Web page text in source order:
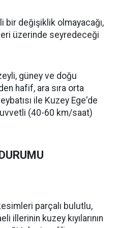
bir değişiklik olmayacağı,
üzerinde seyredeceği
güney ve doğu
hafif, ara sıra orta
ile Kuzey Ege'de
(40-60 km/saat)
parçalı bulutlu,
illerinin kuzey kıyılarının